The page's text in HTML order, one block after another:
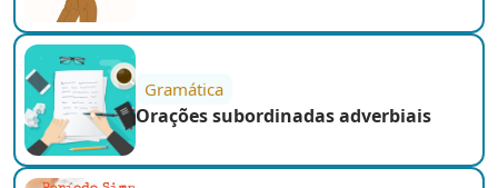
Gramática
Orações subordinadas adverbiais